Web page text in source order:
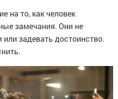
на то, как человек
замечания. Они не
задевать достоинство.